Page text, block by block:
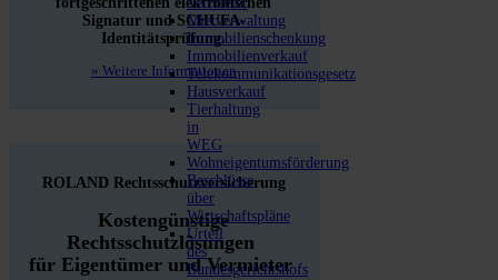
Mietverwaltung
Immobilienschenkung
Immobilienverkauf
Telekommunikationsgesetz
Hausverkauf
Tierhaltung
in
WEG
Wohneigentumsförderung
Beschlüsse
über
Wirtschaftspläne
Urteil
des
Bundesgerichtshofs
Signatur und SCHUFA-
Identitätsprüfung.
» Weitere Informationen
ROLAND Rechtsschutzversicherung
Kostengünstige
Rechtsschutzlösungen
für Eigentümer und Vermieter